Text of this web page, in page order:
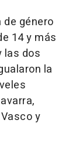
género
14 y más
las dos
la
y